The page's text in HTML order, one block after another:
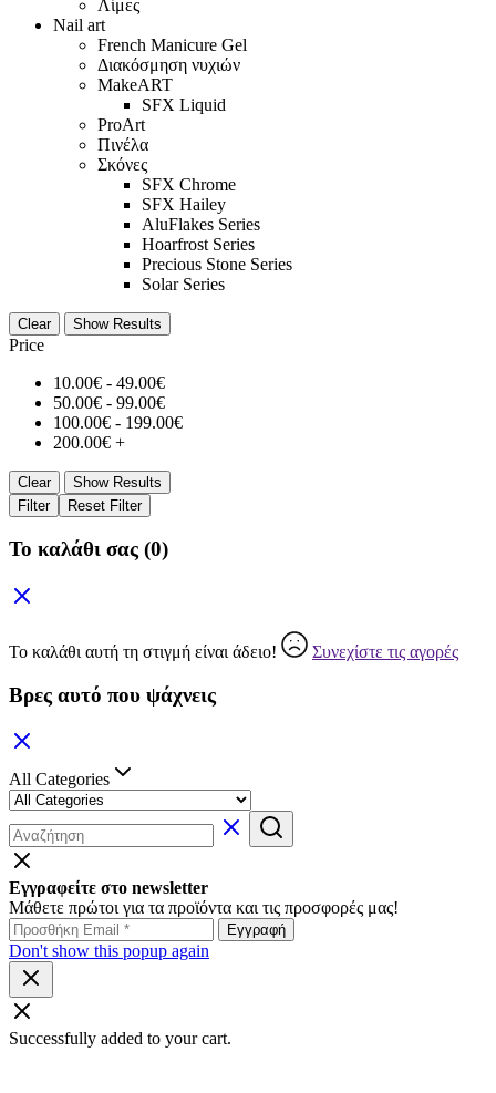
Λίμες
Nail art
French Manicure Gel
Διακόσμηση νυχιών
MakeART
SFX Liquid
ProArt
Πινέλα
Σκόνες
SFX Chrome
SFX Hailey
AluFlakes Series
Hoarfrost Series
Precious Stone Series
Solar Series
Clear Show Results
Price
10.00€ - 49.00€
50.00€ - 99.00€
100.00€ - 199.00€
200.00€ +
Clear
Show Results
Filter
Reset Filter
Το καλάθι σας (0)
Το καλάθι αυτή τη στιγμή είναι άδειο! Συνεχίστε τις αγορές
Βρες αυτό που ψάχνεις
All Categories
Εγγραφείτε στο newsletter
Μάθετε πρώτοι για τα προϊόντα και τις προσφορές μας!
Don't show this popup again
Successfully added to your cart.